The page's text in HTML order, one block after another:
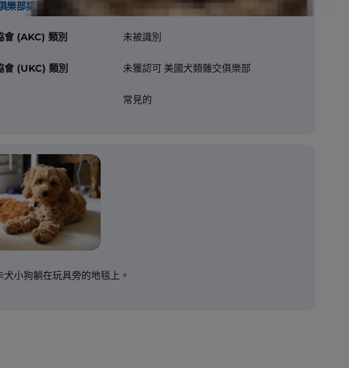
樂部認可
會 (AKC) 類別 未被識別
會 (UKC) 類別 未獲認可 美國犬類雜交俱樂部
常見的
犬小狗躺在玩具旁的地毯上。